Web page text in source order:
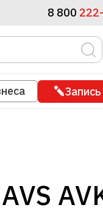
8 800